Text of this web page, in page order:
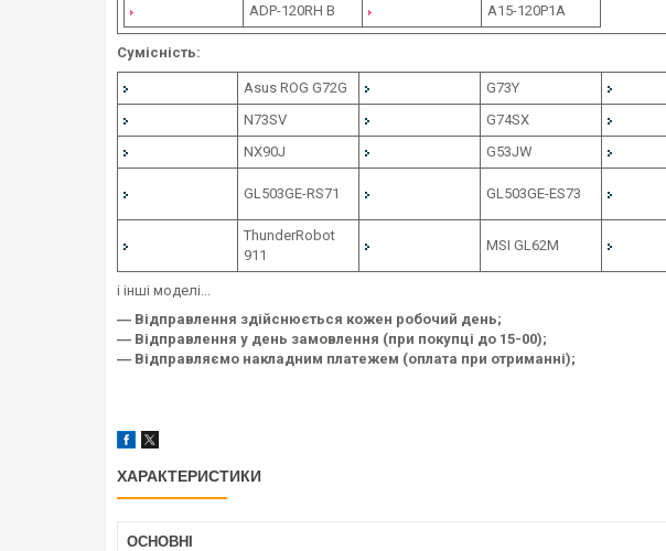
ADP-120RH B
A15-120P1A
Сумісність:
Asus ROG G72G G73Y
N73SV
G74SX
NX90J
G53JW
GL503GE-RS71 GL503GE-ES73
ThunderRobot
911
MSI GL62M
і інші моделі...
― Відправлення здійснюється кожен робочий день;
― Відправлення у день замовлення (при покупці до 15-00);
― Відправляємо накладним платежем (оплата при отриманні);
ХАРАКТЕРИСТИКИ
ОСНОВНІ